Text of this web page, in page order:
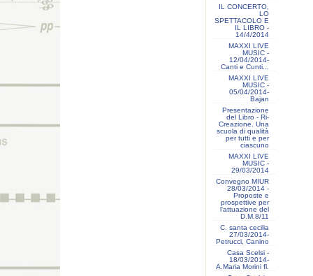
IL CONCERTO,
LO
SPETTACOLO E
IL LIBRO -
14/4/2014
MAXXI LIVE
MUSIC -
12/04/2014-
Canti e Cunti...
MAXXI LIVE
MUSIC -
05/04/2014-
Bajan
Presentazione
del Libro - Ri-
Creazione. Una
scuola di qualità
per tutti e per
ciascuno
MAXXI LIVE
MUSIC -
29/03/2014
Convegno MIUR
28/03/2014 -
Proposte e
prospettive per
l'attuazione del
D.M.8/11
C. santa cecilia
27/03/2014-
Petrucci, Canino
Casa Scelsi -
18/03/2014-
A.Maria Morini fl.